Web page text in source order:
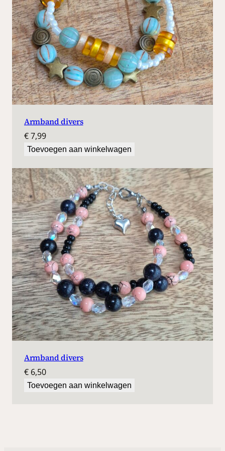
Armband divers
€7,99
Toevoegen aan winkelwagen
Armband divers
€ 6,50
Toevoegen aan winkelwagen